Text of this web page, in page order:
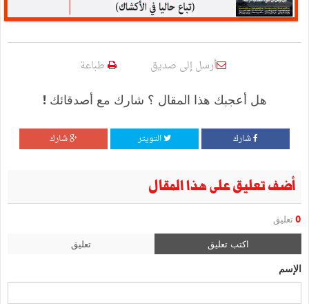
أرسل إلى صديق طباعة
هل أعجبك هذا المقال ؟ شارك مع أصدقائك !
شارك التويتر شارك
أضف تعليق على هذا المقال
0 تعليق
اكتب تعليق تعليق
الإسم